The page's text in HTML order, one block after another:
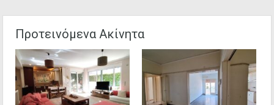
Προτεινόμενα Ακίνητα